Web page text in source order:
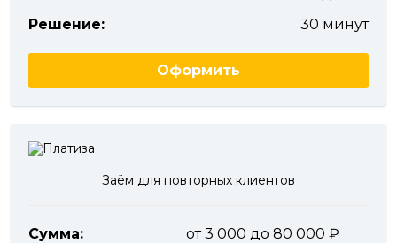
Решение:
30 минут
Оформить
Заём для повторных клиентов
Сумма:
от 3 000 до 80 000